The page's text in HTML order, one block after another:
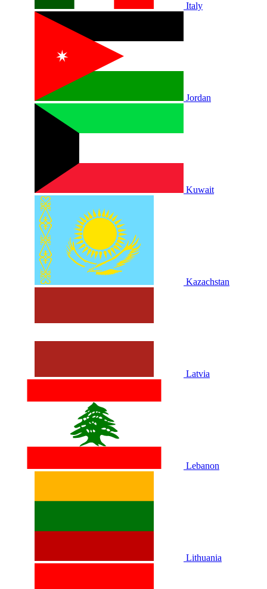
Italy
Jordan
Kuwait
Kazachstan
Latvia
Lebanon
Lithuania